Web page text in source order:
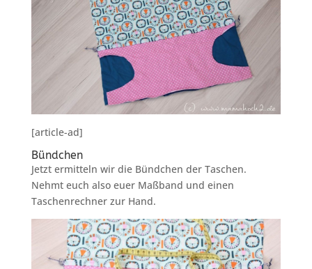
[article-ad]
Bündchen
Jetzt ermitteln wir die Bündchen der Taschen.
Nehmt euch also euer Maßband und einen
Taschenrechner zur Hand.